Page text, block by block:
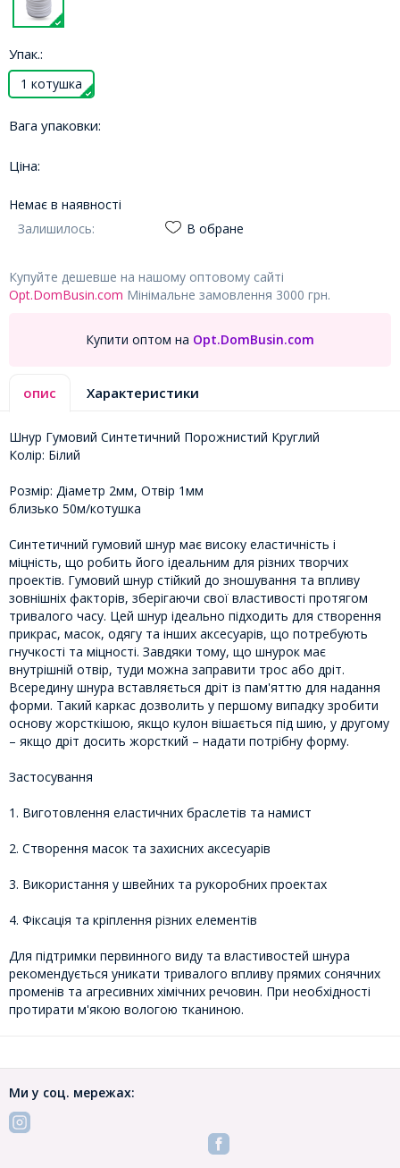
Упак.:
1 котушка
Вага упаковки:
Ціна:
Немає в наявності
Залишилось:
В обране
Купуйте дешевше на нашому оптовому сайті
Opt.DomBusin.com Мінімальне замовлення 3000 грн.
Купити оптом на Opt.DomBusin.com
опис Характеристики
Шнур Гумовий Синтетичний Порожнистий Круглий
Колір: Білий
Розмір: Діаметр 2мм, Отвір 1мм
близько 50м/котушка
Синтетичний гумовий шнур має високу еластичність і
міцність, що робить його ідеальним для різних творчих
проектів. Гумовий шнур стійкий до зношування та впливу
зовнішніх факторів, зберігаючи свої властивості протягом
тривалого часу. Цей шнур ідеально підходить для створення
прикрас, масок, одягу та інших аксесуарів, що потребують
гнучкості та міцності. Завдяки тому, що шнурок має
внутрішній отвір, туди можна заправити трос або дріт.
Всередину шнура вставляється дріт із пам'яттю для надання
форми. Такий каркас дозволить у першому випадку зробити
основу жорсткішою, якщо кулон вішається під шию, у другому
– якщо дріт досить жорсткий – надати потрібну форму.
Застосування
1. Виготовлення еластичних браслетів та намист
2. Створення масок та захисних аксесуарів
3. Використання у швейних та рукоробних проектах
4. Фіксація та кріплення різних елементів
Для підтримки первинного виду та властивостей шнура
рекомендується уникати тривалого впливу прямих сонячних
променів та агресивних хімічних речовин. При необхідності
протирати м'якою вологою тканиною.
Ми у соц. мережах: